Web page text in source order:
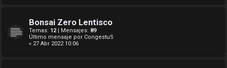
Bonsai Zero Lentisco
Temas: 12 | Mensajes: 89
Último mensaje por CongestuS
« 27 Abr 2022 10:06